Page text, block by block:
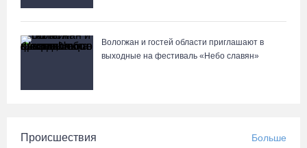
Вологжан и гостей области приглашают в
выходные на фестиваль «Небо славян»
Происшествия Больше